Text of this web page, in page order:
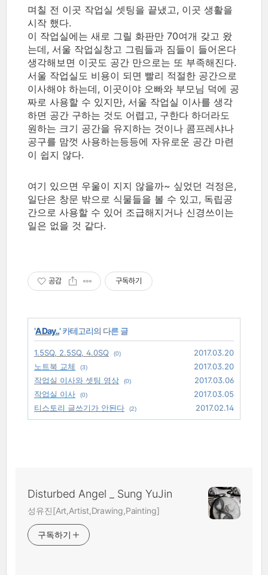
며칠 전 이곳 작업실 셋팅을 끝냈고, 이곳 생활을
시작 했다.
이 작업실에는 새로 그릴 화판만 70여개 갖고 왔
는데, 서울 작업실창고 그림들과 짐들이 들어온다
생각해보면 이곳도 공간 만으로는 또 부족해진다.
서울 작업실도 비용이 되면 빨리 적절한 공간으로
이사해야 하는데, 이곳이야 오빠와 부모님 덕에 공
짜로 사용할 수 있지만, 서울 작업실 이사를 생각
하면 공간 구하는 것도 어렵고, 구한다 하더라도
원하는 크기 공간을 유지하는 것이나 콤프레샤나
공구를 맘껏 사용하는등등에 자유로운 공간 마련
이 쉽지 않다.
여기 있으면 우울이 지지 않을까~ 싶었던 걱정은,
일단은 창문 밖으로 식물들을 볼 수 있고, 독립공
간으로 사용할 수 있어 조급해지거나 신경쓰이는
일은 없을 것 같다.
공감 구독하기
'A Day..' 카테고리의 다른 글
1.5SQ, 2.5SQ, 4.0SQ (0)
2017.03.20
노트북 교체
(3)
2017.03.20
작업실 이사와 셋팅 영상
(0)
2017.03.06
작업실 이사
(0)
2017.03.05
티스토리 글쓰기가 안된다
(2) 2017.02.14
Disturbed Angel _ Sung YuJin
성유진[Art,Artist,Drawing,Painting]
구독하기